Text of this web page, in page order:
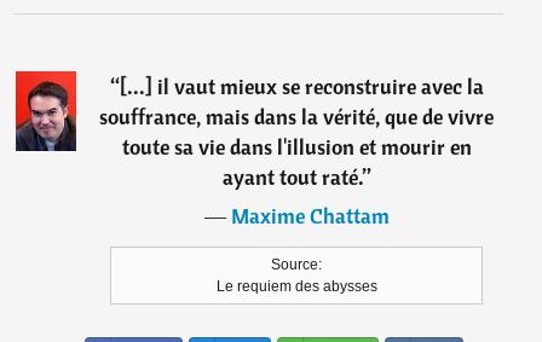
“[...] il vaut mieux se reconstruire avec la
souffrance, mais dans la vérité, que de vivre
toute sa vie dans l'illusion et mourir en
ayant tout raté.”
―Maxime Chattam
Source:
Le requiem des abysses